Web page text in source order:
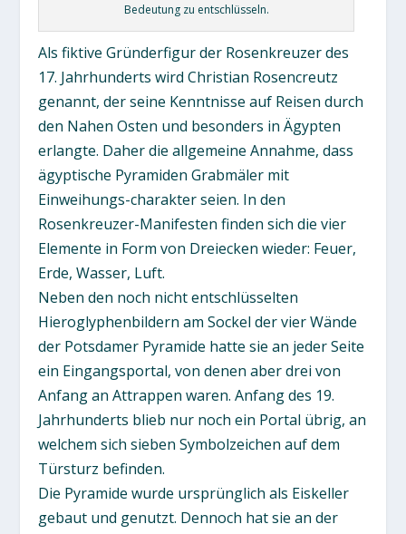
Bedeutung zu entschlüsseln.
Als fiktive Gründerfigur der Rosenkreuzer des
17. Jahrhunderts wird Christian Rosencreutz
genannt, der seine Kenntnisse auf Reisen durch
den Nahen Osten und besonders in Ägypten
erlangte. Daher die allgemeine Annahme, dass
ägyptische Pyramiden Grabmäler mit
Einweihungs-charakter seien. In den
Rosenkreuzer-Manifesten finden sich die vier
Elemente in Form von Dreiecken wieder: Feuer,
Erde, Wasser, Luft.
Neben den noch nicht entschlüsselten
Hieroglyphenbildern am Sockel der vier Wände
der Potsdamer Pyramide hatte sie an jeder Seite
ein Eingangsportal, von denen aber drei von
Anfang an Attrappen waren. Anfang des 19.
Jahrhunderts blieb nur noch ein Portal übrig, an
welchem sich sieben Symbolzeichen auf dem
Türsturz befinden.
Die Pyramide wurde ursprünglich als Eiskeller
gebaut und genutzt. Dennoch hat sie an der